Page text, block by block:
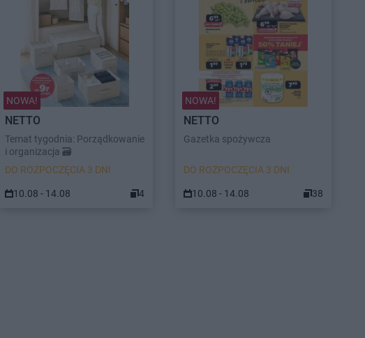
NOWA!
NETTO
Temat tygodnia: Porządkowanie
i organizacja 🗃️
DO ROZPOCZĘCIA 3 DNI
10.08 - 14.08 4
NOWA!
NETTO
Gazetka spożywcza
DO ROZPOCZĘCIA 3 DNI
10.08 - 14.08 38